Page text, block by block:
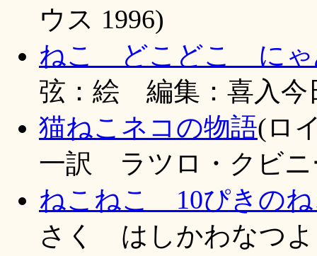
ウス 1996)
ねこ どこどこ にゃ
弦：絵 編集：喜入
猫ねこネコの物語(ロ
一訳 ラツロ・クビ
ねこねこ 10ぴきの
さく はしかわなつ